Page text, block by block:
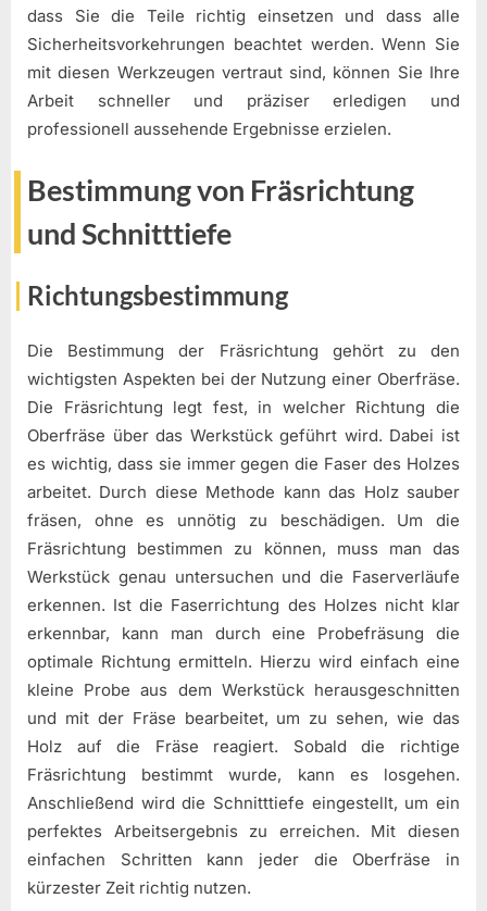
dass Sie die Teile richtig einsetzen und dass alle
Sicherheitsvorkehrungen beachtet werden. Wenn Sie
mit diesen Werkzeugen vertraut sind, können Sie Ihre
Arbeit schneller und präziser erledigen und
professionell aussehende Ergebnisse erzielen.
Bestimmung von Fräsrichtung
und Schnitttiefe
Richtungsbestimmung
Die Bestimmung der Fräsrichtung gehört zu den
wichtigsten Aspekten bei der Nutzung einer Oberfräse.
Die Fräsrichtung legt fest, in welcher Richtung die
Oberfräse über das Werkstück geführt wird. Dabei ist
es wichtig, dass sie immer gegen die Faser des Holzes
arbeitet. Durch diese Methode kann das Holz sauber
fräsen, ohne es unnötig zu beschädigen. Um die
Fräsrichtung bestimmen zu können, muss man das
Werkstück genau untersuchen und die Faserverläufe
erkennen. Ist die Faserrichtung des Holzes nicht klar
erkennbar, kann man durch eine Probefräsung die
optimale Richtung ermitteln. Hierzu wird einfach eine
kleine Probe aus dem Werkstück herausgeschnitten
und mit der Fräse bearbeitet, um zu sehen, wie das
Holz auf die Fräse reagiert. Sobald die richtige
Fräsrichtung bestimmt wurde, kann es losgehen.
Anschließend wird die Schnitttiefe eingestellt, um ein
perfektes Arbeitsergebnis zu erreichen. Mit diesen
einfachen Schritten kann jeder die Oberfräse in
kürzester Zeit richtig nutzen.